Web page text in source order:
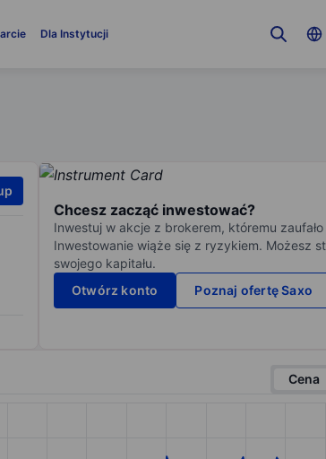
Dla Instytucji
Chcesz zacząć inwestować?
Inwestuj w akcje z brokerem, któremu
Inwestowanie wiąże się z ryzykiem. Możesz
swojego kapitału.
Otwórz konto
Poznaj ofertę Saxo
Cena